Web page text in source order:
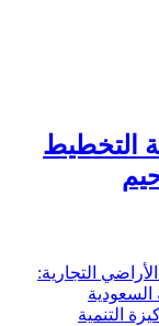
التخطيط
التجارية:
السعودية
التنمية